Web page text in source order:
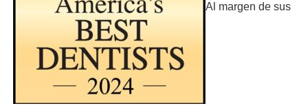
Al margen de sus